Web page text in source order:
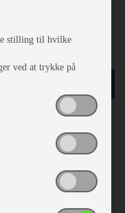
stilling til hvilke
ved at trykke på